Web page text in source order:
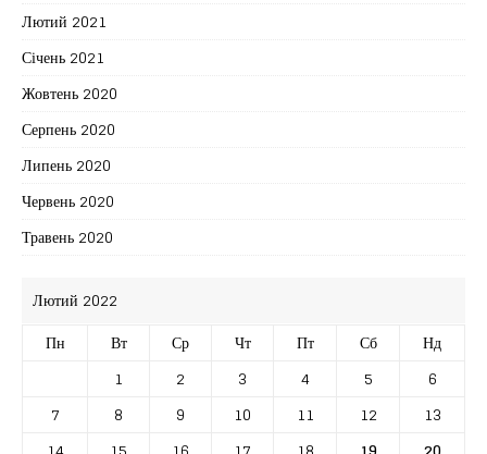
Лютий 2021
Січень 2021
Жовтень 2020
Серпень 2020
Липень 2020
Червень 2020
Травень 2020
Лютий 2022
Пн
Вт Ср Чт Пт Сб
Нд
1
2 3 4 5
6
7
8 9 10 11 12
13